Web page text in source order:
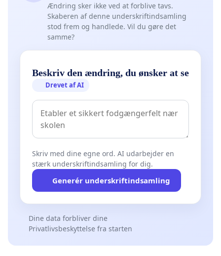
Ændring sker ikke ved at forblive tavs.
Skaberen af denne underskriftindsamling
stod frem og handlede. Vil du gøre det
samme?
Beskriv den ændring, du ønsker at se
Drevet af AI
Skriv med dine egne ord. AI udarbejder en
stærk underskriftindsamling for dig.
Generér underskriftindsamling
Dine data forbliver dine
Privatlivsbeskyttelse fra starten